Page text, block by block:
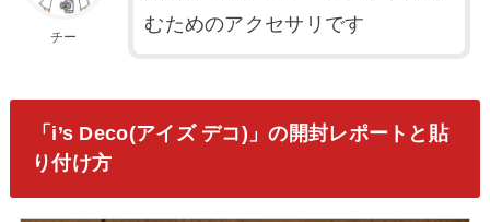
チー
むためのアクセサリです
「i’s Deco(アイズ デコ)」の開封レポートと貼
り付け方